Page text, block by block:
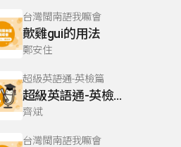
台灣閩南語我嘛會
歕雞gui的用法
鄭安住
超級英語通-英檢篇
超級英語通-英檢篇 035 Weekend Trip- 週末旅遊
齊斌
台灣閩南語我嘛會